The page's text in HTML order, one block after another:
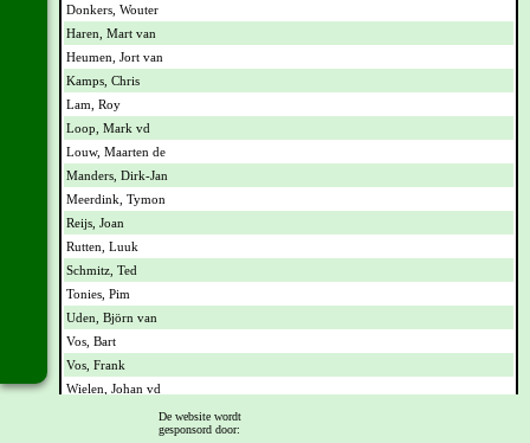
Donkers, Wouter
Haren, Mart van
Heumen, Jort van
Kamps, Chris
Lam, Roy
Loop, Mark vd
Louw, Maarten de
Manders, Dirk-Jan
Meerdink, Tymon
Reijs, Joan
Rutten, Luuk
Schmitz, Ted
Tonies, Pim
Uden, Björn van
Vos, Bart
Vos, Frank
Wielen, Johan vd
De website wordt
gesponsord door: